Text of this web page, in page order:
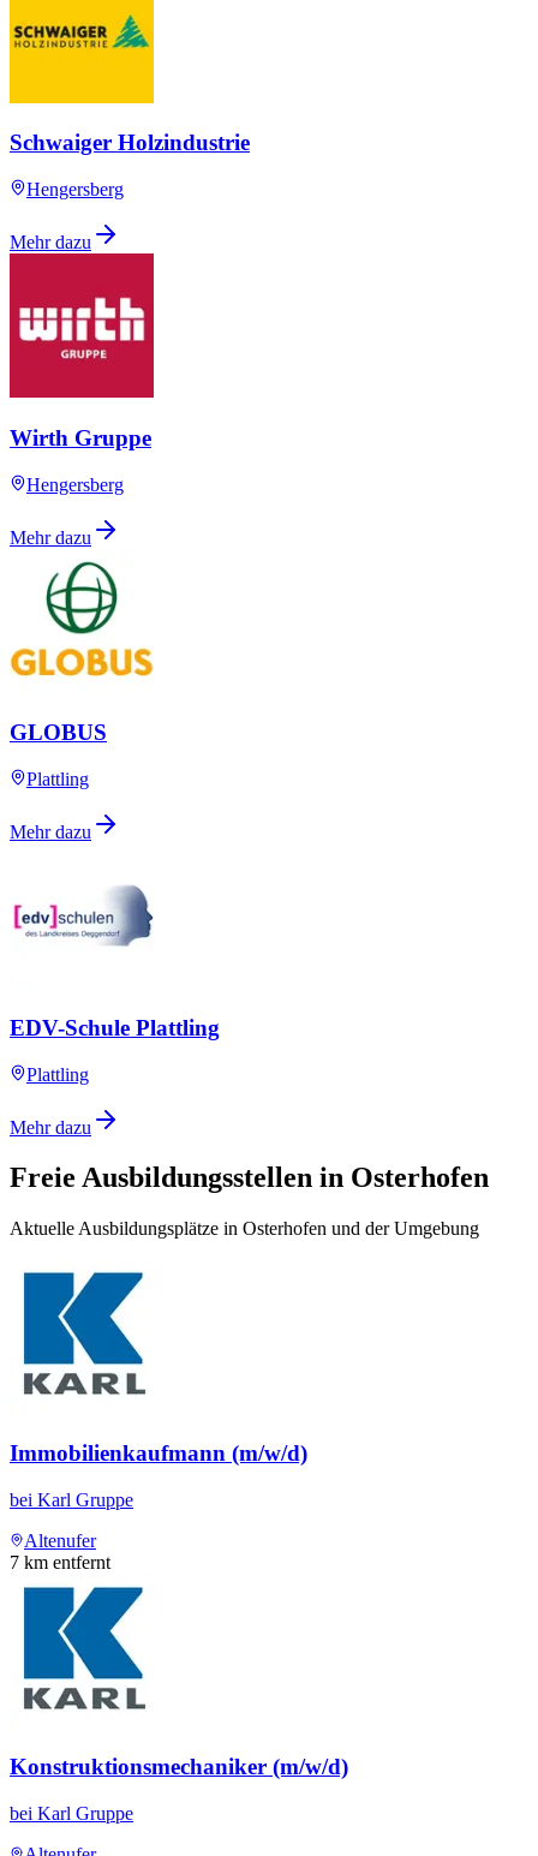
Schwaiger Holzindustrie
Hengersberg
Mehr dazu
Wirth Gruppe
Hengersberg
Mehr dazu
GLOBUS
Plattling
Mehr dazu
EDV-Schule Plattling
Plattling
Mehr dazu
Freie Ausbildungsstellen in Osterhofen
Aktuelle Ausbildungsplätze in Osterhofen und der Umgebung
Immobilienkaufmann (m/w/d)
bei Karl Gruppe
Altenufer
7 km entfernt
Konstruktionsmechaniker (m/w/d)
bei Karl Gruppe